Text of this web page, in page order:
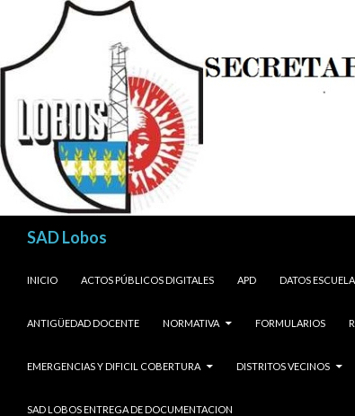
SAD Lobos
INICIO
ACTOS PÚBLICOS DIGITALES APD DATOS
ANTIGÜEDAD DOCENTE NORMATIVA FORMULARIOS
EMERGENCIAS Y DIFICIL COBERTURA DISTRITOS VECINOS
SAD LOBOS ENTREGA DE DOCUMENTACION